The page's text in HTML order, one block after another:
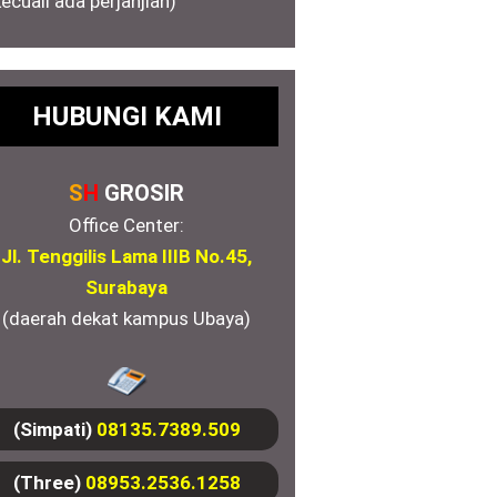
HUBUNGI KAMI
SH GROSIR
Office Center:
Jl. Tenggilis Lama IIIB No.45,
Surabaya
(daerah dekat kampus Ubaya)
(Simpati) 08135.7389.509
(Three) 08953.2536.1258